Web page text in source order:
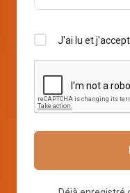
J'ai lu et